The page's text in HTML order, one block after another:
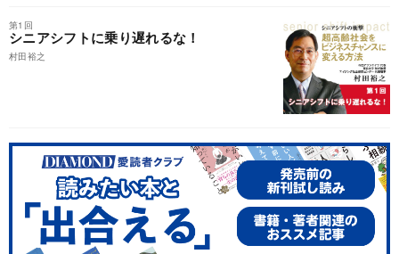
第1回
シニアシフトに乗り遅れるな！
村田裕之